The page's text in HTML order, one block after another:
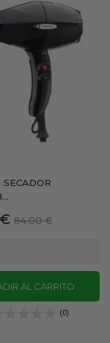
SECADOR
Precio
84,00 €
AL CARRITO
(0)